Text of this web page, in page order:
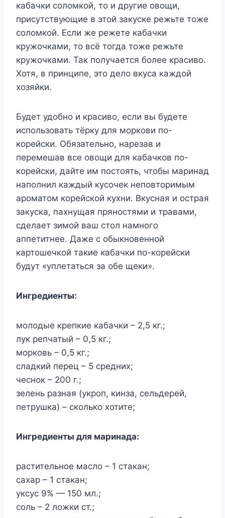
кабачки соломкой, то и другие овощи,
присутствующие в этой закуске режьте тоже
соломкой. Если же режете кабачки
кружочками, то всё тогда тоже режьте
кружочками. Так получается более красиво.
Хотя, в принципе, это дело вкуса каждой
хозяйки.
Будет удобно и красиво, если вы будете
использовать тёрку для моркови по-
корейски. Обязательно, нарезав и
перемешав все овощи для кабачков по-
корейски, дайте им постоять, чтобы маринад
наполнил каждый кусочек неповторимым
ароматом корейской кухни. Вкусная и острая
закуска, пахнущая пряностями и травами,
сделает зимой ваш стол намного
аппетитнее. Даже с обыкновенной
картошечкой такие кабачки по-корейски
будут «уплетаться за обе щеки».
Ингредиенты:
молодые крепкие кабачки – 2,5 кг.;
лук репчатый – 0,5 кг.;
морковь – 0,5 кг.;
сладкий перец – 5 средних;
чеснок – 200 г.;
зелень разная (укроп, кинза, сельдерей,
петрушка) – сколько хотите;
Ингредиенты для маринада:
растительное масло – 1 стакан;
сахар – 1 стакан;
уксус 9% — 150 мл.;
соль – 2 ложки ст.;